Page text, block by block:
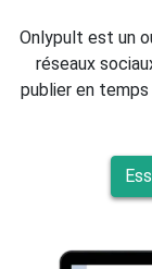
Onlypult est un
réseaux
publier en